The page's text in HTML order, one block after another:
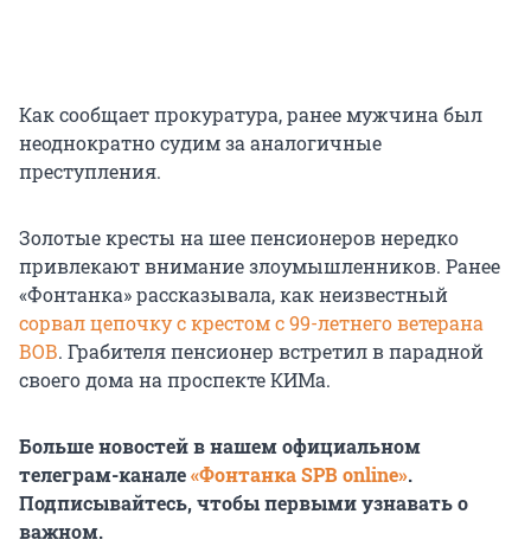
Как сообщает прокуратура, ранее мужчина был
неоднократно судим за аналогичные
преступления.
Золотые кресты на шее пенсионеров нередко
привлекают внимание злоумышленников. Ранее
«Фонтанка» рассказывала, как неизвестный
сорвал цепочку с крестом с 99-летнего ветерана
ВОВ. Грабителя пенсионер встретил в парадной
своего дома на проспекте КИМа.
Больше новостей в нашем официальном
телеграм-канале«Фонтанка SPB online».
Подписывайтесь, чтобы первыми узнавать о
важном.